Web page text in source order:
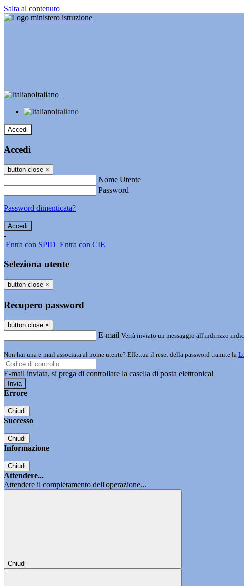
Salta al contenuto
Italiano
Italiano
Accedi
Accedi
button close ×
Nome Utente
Password
Password dimenticata?
-
Entra con SPID Entra con CIE
Seleziona utente
button close ×
Recupero password
button close ×
E-mail Verrà inviato un messaggio all'indirizzo
Non hai una e-mail associata al nome utente? Effettua il reset della password tramite la
E-mail inviata, si prega di controllare la casella di posta elettronica!
Errore
Chiudi
Successo
Chiudi
Informazione
Chiudi
Attendere...
Attendere il completamento dell'operazione...
Chiudi